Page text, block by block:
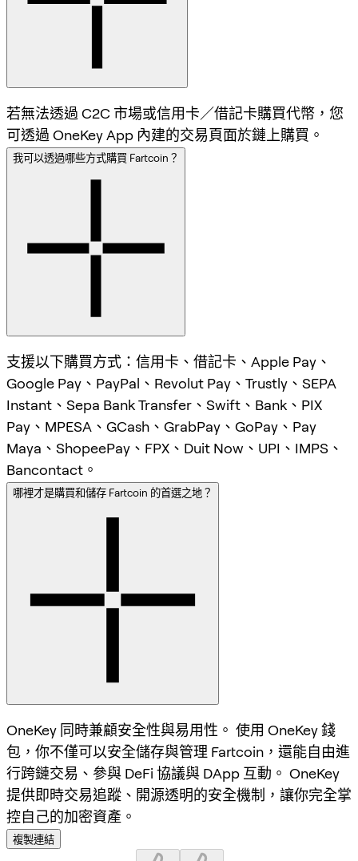
若無法透過 C2C 市場或信用卡／借記卡購買代幣，您
可透過 OneKey App 內建的交易頁面於鏈上購買。
我可以透過哪些方式購買 Fartcoin？
支援以下購買方式：信用卡、借記卡、Apple Pay、
Google Pay、PayPal、Revolut Pay、Trustly、SEPA
Instant、Sepa Bank Transfer、Swift、Bank、PIX
Pay、MPESA、GCash、GrabPay、GoPay、Pay
Maya、ShopeePay、FPX、Duit Now、UPI、IMPS、
Bancontact。
哪裡才是購買和儲存 Fartcoin 的首選之地？
OneKey 同時兼顧安全性與易用性。 使用 OneKey 錢
包，你不僅可以安全儲存與管理 Fartcoin，還能自由進
行跨鏈交易、參與 DeFi 協議與 DApp 互動。 OneKey
提供即時交易追蹤、開源透明的安全機制，讓你完全掌
控自己的加密資產。
複製連結